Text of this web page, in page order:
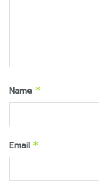
Name *
Email *